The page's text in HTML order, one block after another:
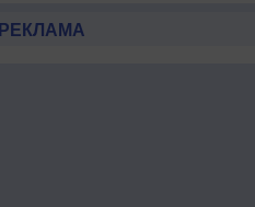
РЕКЛАМА